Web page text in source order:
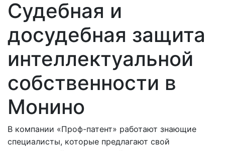
Судебная и
досудебная защита
интеллектуальной
собственности в
Монино
В компании «Проф-патент» работают знающие
специалисты, которые предлагают свой